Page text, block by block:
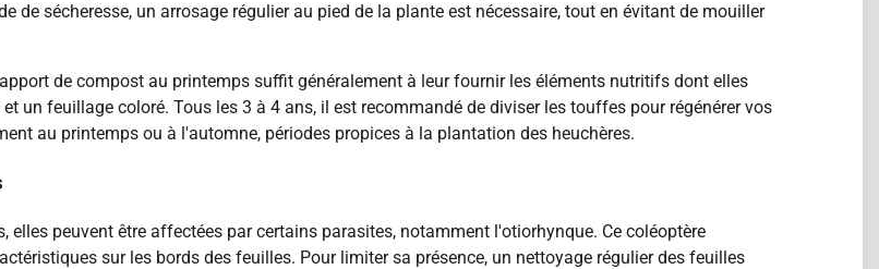
de sécheresse, un arrosage régulier au pied de la plante est nécessaire, tout en évitant de mouiller
de compost au printemps suffit généralement à leur fournir les éléments nutritifs dont elles
un feuillage coloré. Tous les 3 à 4 ans, il est recommandé de diviser les touffes pour régénérer vos
au printemps ou à l'automne, périodes propices à la plantation des heuchères.
elles peuvent être affectées par certains parasites, notamment l'otiorhynque. Ce coléoptère
sur les bords des feuilles. Pour limiter sa présence, un nettoyage régulier des feuilles